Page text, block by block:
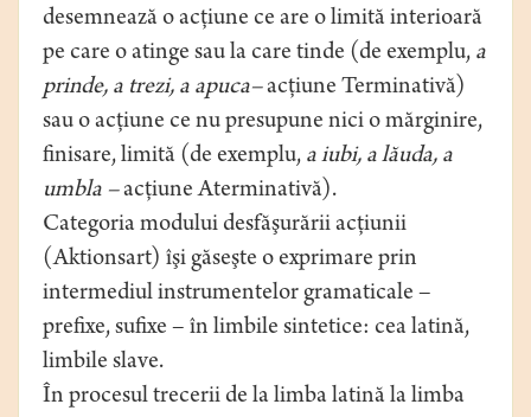
desemnează o acţiune ce are o limită interioară
pe care o atinge sau la care tinde (de exemplu, a
prinde, a trezi, a apuca–acţiune Terminativă)
sau o acţiune ce nu presupune nici o mărginire,
finisare, limită (de exemplu, a iubi, a lăuda, a
umbla –acţiune Aterminativă).
Categoria modului desfăşurării acţiunii
(Aktionsart) îşi găseşte o exprimare prin
intermediul instrumentelor gramaticale –
prefixe, sufixe – în limbile sintetice: cea latină,
limbile slave.
În procesul trecerii de la limba latină la limba